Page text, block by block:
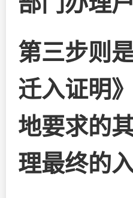
第三步则
迁入证明
地要求的
理最终的